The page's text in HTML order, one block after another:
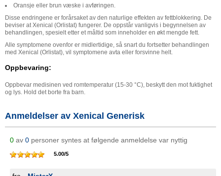
Oransje eller brun væske i avføringen.
Disse endringene er forårsaket av den naturlige effekten av fettblokkering. De
beviser at Xenical (Orlistat) fungerer. De oppstår vanligvis i begynnelsen av
behandlingen, spesielt etter et måltid som inneholder en økt mengde fett.
Alle symptomene ovenfor er midlertidige, så snart du fortsetter behandlingen
med Xenical (Orlistat), vil symptomene avta eller forsvinne helt.
Oppbevaring:
Oppbevar medisinen ved romtemperatur (15-30 °C), beskytt den mot fuktighet
og lys. Hold det borte fra barn.
Anmeldelser av Xenical Generisk
0 av 0 personer syntes at følgende anmeldelse var nyttig
5.00/5